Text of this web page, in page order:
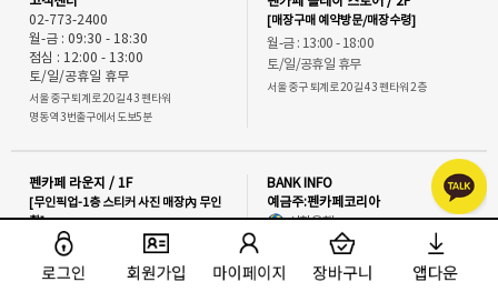
02-773-2400
월-금 : 09:30 - 18:30
점심 : 12:00 - 13:00
토/일/공휴일 휴무
서울 중구 퇴계로 20길 43 펜타워
명동역 3번출구에서 도보5분
[매장구매 예약방문/매장수령]
월-금 : 13:00 - 18:00
토/일/공휴일 휴무
서울 중구 퇴계로 20길 43 펜타워 2층
펜카페 라운지 / 1F
[무인픽업-1층 스티커 사진 매장內 무인
함]
서울 중구 퇴계로 20길 43 펜타워 1층
펜카페 오피스 / B1
BANK INFO
예금주:펜카페코리아
신한은행
140-011-389888
우리은행